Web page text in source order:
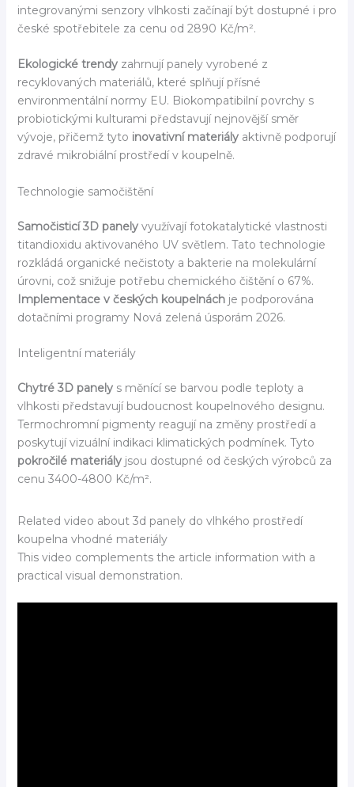
integrovanými senzory vlhkosti začínají být dostupné i pro
české spotřebitele za cenu od 2890 Kč/m².
Ekologické trendyzahrnují panely vyrobené z
recyklovaných materiálů, které splňují přísné
environmentální normy EU. Biokompatibilní povrchy s
probiotickými kulturami představují nejnovější směr
vývoje, přičemž tyto inovativní materiályaktivně podporují
zdravé mikrobiální prostředí v koupelně.
Technologie samočištění
Samočisticí 3D panelyvyužívají fotokatalytické vlastnosti
titandioxidu aktivovaného UV světlem. Tato technologie
rozkládá organické nečistoty a bakterie na molekulární
úrovni, což snižuje potřebu chemického čištění o 67%.
Implementace v českých koupelnáchje podporována
dotačními programy Nová zelená úsporám 2026.
Inteligentní materiály
Chytré 3D panelys měnící se barvou podle teploty a
vlhkosti představují budoucnost koupelnového designu.
Termochromní pigmenty reagují na změny prostředí a
poskytují vizuální indikaci klimatických podmínek. Tyto
pokročilé materiályjsou dostupné od českých výrobců za
cenu 3400-4800 Kč/m².
Related video about 3d panely do vlhkého prostředí
koupelna vhodné materiály
This video complements the article information with a
practical visual demonstration.